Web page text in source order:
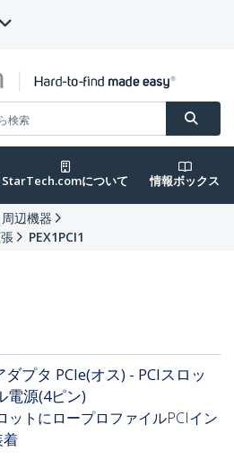
StarTech.comについて 情報ボックス
辺機器
PEX1PCI1
プタ PCIe(オス) - PCIスロッ
電源(4ピン)
ットにロープロファイルPCIイン
着